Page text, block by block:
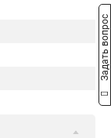
Задать вопрос